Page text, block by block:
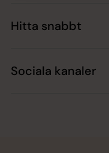
Hitta snabbt
Sociala kanaler